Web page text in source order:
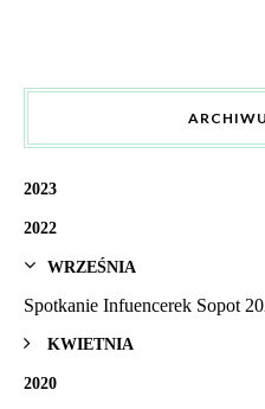
2023
2022
WRZEŚNIA
Spotkanie Infuencerek Sopot
KWIETNIA
2020